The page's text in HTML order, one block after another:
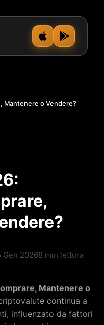
Mantenere o Vendere?
Gen 20268 min lettura
Mantenere o
continua a
influenzato da fattori